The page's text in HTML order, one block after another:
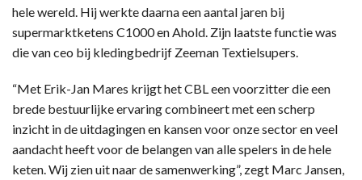
hele wereld. Hij werkte daarna een aantal jaren bij
supermarktketens C1000 en Ahold. Zijn laatste functie was
die van ceo bij kledingbedrijf Zeeman Textielsupers.
“Met Erik-Jan Mares krijgt het CBL een voorzitter die een
brede bestuurlijke ervaring combineert met een scherp
inzicht in de uitdagingen en kansen voor onze sector en veel
aandacht heeft voor de belangen van alle spelers in de hele
keten. Wij zien uit naar de samenwerking”, zegt Marc Jansen,